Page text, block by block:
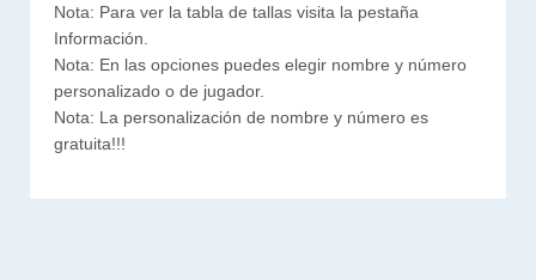
Nota: Para ver la tabla de tallas visita la pestaña
Información.
Nota: En las opciones puedes elegir nombre y número
personalizado o de jugador.
Nota: La personalización de nombre y número es
gratuita!!!